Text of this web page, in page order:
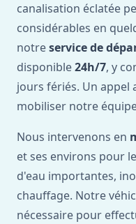
canalisation éclatée
considérables en
notreservice de
disponible24h/7, y
jours fériés. Un appel
mobiliser notre
Nous intervenons en
et ses environs pour
d'eau importantes,
chauffage. Notre
nécessaire pour